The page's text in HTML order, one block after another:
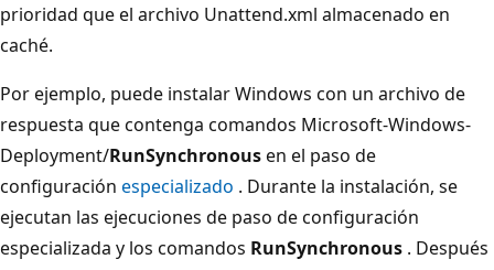
prioridad que el archivo Unattend.xml almacenado en
caché.
Por ejemplo, puede instalar Windows con un archivo de
respuesta que contenga comandos Microsoft-Windows-
Deployment/RunSynchronousen el paso de
configuración especializado . Durante la instalación, se
ejecutan las ejecuciones de paso de configuración
especializada y los comandos RunSynchronous . Después